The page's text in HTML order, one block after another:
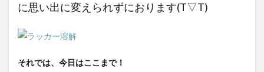
に思い出に変えられずにおります(T▽T)
それでは、今日はここまで！